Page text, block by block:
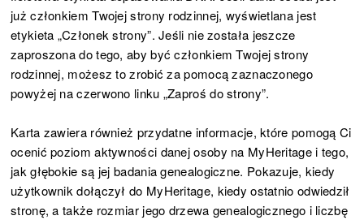
już członkiem Twojej strony rodzinnej, wyświetlana jest
etykieta „Członek strony”. Jeśli nie została jeszcze
zaproszona do tego, aby być członkiem Twojej strony
rodzinnej, możesz to zrobić za pomocą zaznaczonego
powyżej na czerwono linku „Zaproś do strony”.
Karta zawiera również przydatne informacje, które pomogą Ci
ocenić poziom aktywności danej osoby na MyHeritage i tego,
jak głębokie są jej badania genealogiczne. Pokazuje, kiedy
użytkownik dołączył do MyHeritage, kiedy ostatnio odwiedził
stronę, a także rozmiar jego drzewa genealogicznego i liczbę